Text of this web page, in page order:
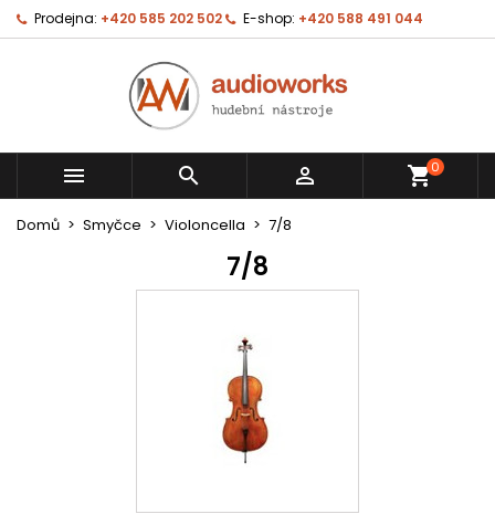
Prodejna: +420 585 202 502 E-shop: +420 588 491 044
   shopping_cart0
Domů Smyčce Violoncella 7/8
7/8